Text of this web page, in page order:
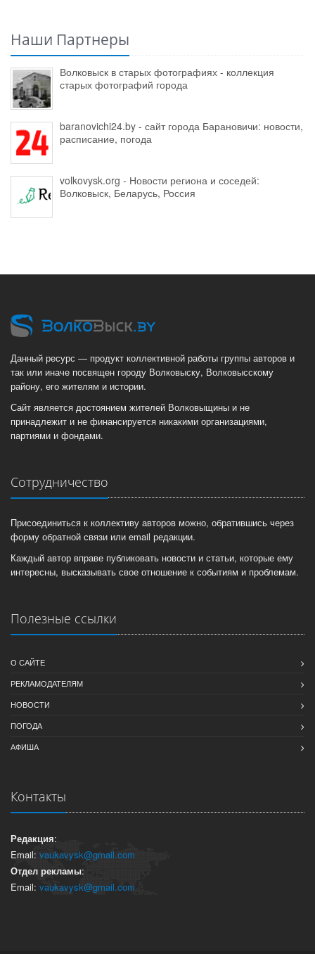
Наши Партнеры
Волковыск в старых фотографиях - коллекция
старых фотографий города
baranovichi24.by - сайт города Барановичи: новости,
расписание, погода
volkovysk.org - Новости региона и соседей:
Волковыск, Беларусь, Россия
Данный ресурс — продукт коллективной работы группы авторов и
так или иначе посвящен городу Волковыску, Волковысскому
району, его жителям и истории.
Сайт является достоянием жителей Волковыщины и не
принадлежит и не финансируется никакими организациями,
партиями и фондами.
Сотрудничество
Присоединиться к коллективу авторов можно, обратившись через
форму обратной связи или email редакции.
Каждый автор вправе публиковать новости и статьи, которые ему
интересны, высказывать свое отношение к событиям и проблемам.
Полезные ссылки
О САЙТЕ
РЕКЛАМОДАТЕЛЯМ
НОВОСТИ
ПОГОДА
АФИША
Контакты
Редакция:
Email: vaukavysk@gmail.com
Отдел рекламы:
Email: vaukavysk@gmail.com